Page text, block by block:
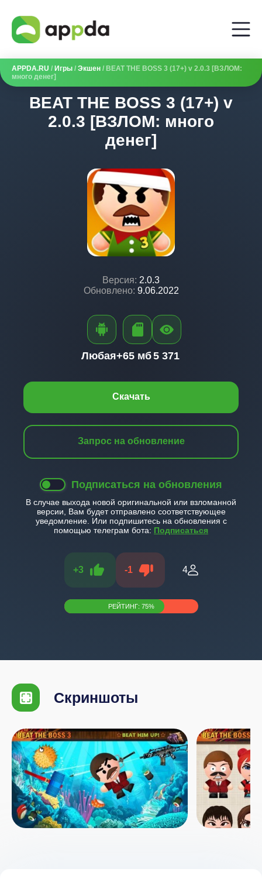
APPDA.RU / Игры / Экшен / BEAT THE BOSS 3 (17+) v 2.0.3 [ВЗЛОМ:
много денег]
BEAT THE BOSS 3 (17+) v
2.0.3 [ВЗЛОМ: много
денег]
Версия: 2.0.3
Обновлено: 9.06.2022
Скачать
Запрос на обновление
Подписаться на обновления
В случае выхода новой оригинальной или взломанной
версии, Вам будет отправлено соответствующее
уведомление. Или подпишитесь на обновления с
помощью телеграм бота: Подписаться
+3 -1 4
РЕЙТИНГ: 75%
Любая+65 мб5 371
Скриншоты